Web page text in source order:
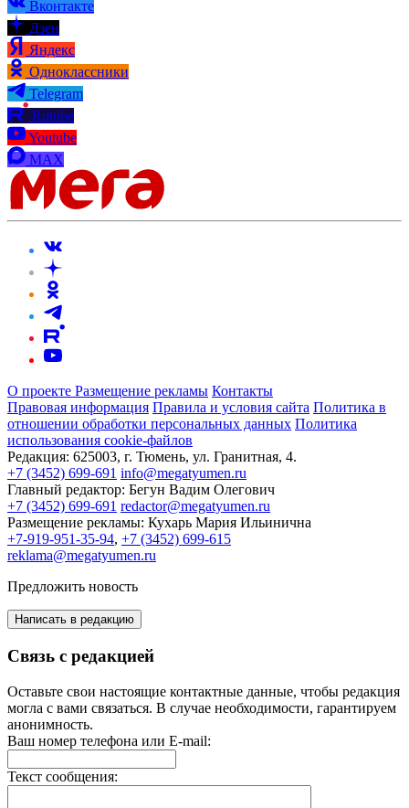
Вконтакте
Дзен
Яндекс
Одноклассники
Telegram
Rutube
Youtube
MAX
О проекте Размещение рекламы Контакты
Правовая информация Правила и условия сайта Политика в
отношении обработки персональных данных Политика
использования cookie-файлов
Редакция: 625003, г. Тюмень, ул. Гранитная, 4.
+7 (3452) 699-691 info@megatyumen.ru
Главный редактор: Бегун Вадим Олегович
+7 (3452) 699-691 redactor@megatyumen.ru
Размещение рекламы: Кухарь Мария Ильинична
+7-919-951-35-94, +7 (3452) 699-615
reklama@megatyumen.ru
Предложить новость
Написать в редакцию
Связь с редакцией
Оставьте свои настоящие контактные данные, чтобы редакция
могла с вами связаться. В случае необходимости, гарантируем
анонимность.
Ваш номер телефона или E-mail:
Текст сообщения: